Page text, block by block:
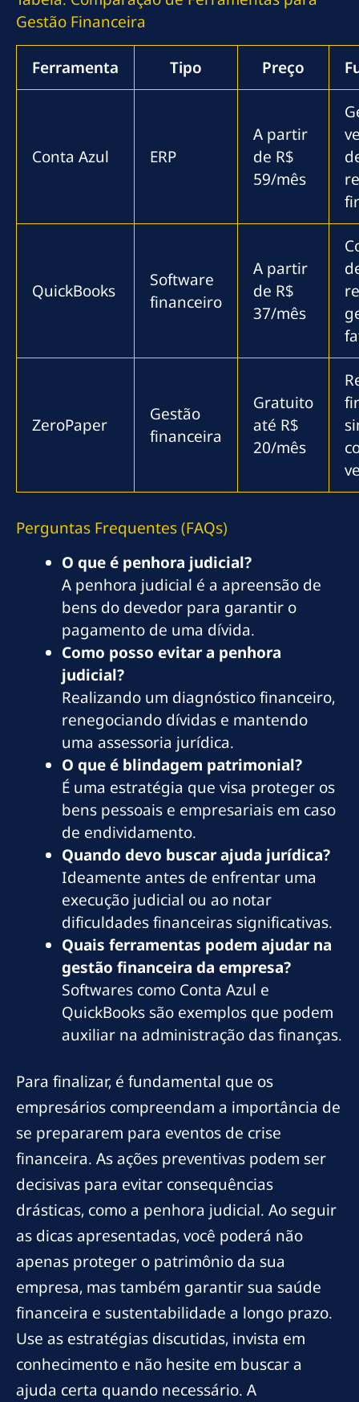
Gestão Financeira
Ferramenta Tipo Preço
Conta Azul ERP
A partir
de R$
59/mês
QuickBooks
Software
financeiro
A partir
de R$
37/mês
ZeroPaper
Gestão
financeira
Gratuito
até R$
20/mês
Perguntas Frequentes (FAQs)
O que é penhora judicial?
A penhora judicial é a apreensão de
bens do devedor para garantir o
pagamento de uma dívida.
Como posso evitar a penhora
judicial?
Realizando um diagnóstico financeiro,
renegociando dívidas e mantendo
uma assessoria jurídica.
O que é blindagem patrimonial?
É uma estratégia que visa proteger os
bens pessoais e empresariais em caso
de endividamento.
Quando devo buscar ajuda jurídica?
Ideamente antes de enfrentar uma
execução judicial ou ao notar
dificuldades financeiras significativas.
Quais ferramentas podem ajudar na
gestão financeira da empresa?
Softwares como Conta Azul e
QuickBooks são exemplos que podem
auxiliar na administração das finanças.
Para finalizar, é fundamental que os
empresários compreendam a importância de
se prepararem para eventos de crise
financeira. As ações preventivas podem ser
decisivas para evitar consequências
drásticas, como a penhora judicial. Ao seguir
as dicas apresentadas, você poderá não
apenas proteger o patrimônio da sua
empresa, mas também garantir sua saúde
financeira e sustentabilidade a longo prazo.
Use as estratégias discutidas, invista em
conhecimento e não hesite em buscar a
ajuda certa quando necessário. A